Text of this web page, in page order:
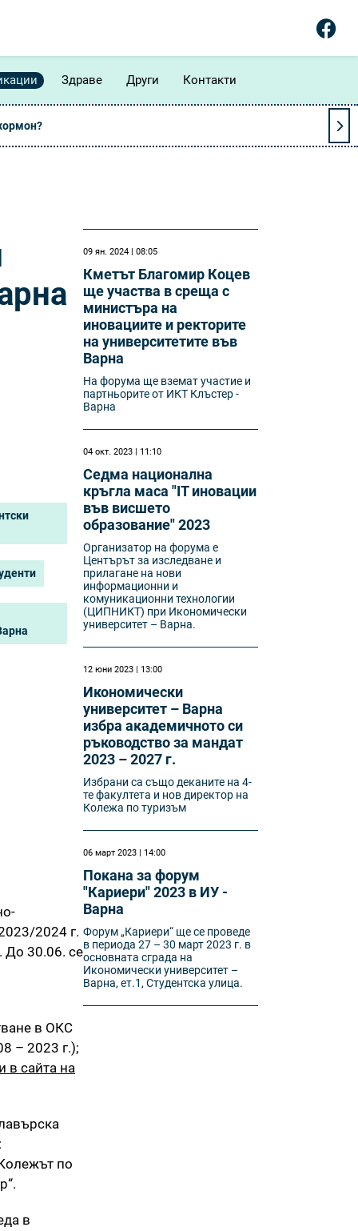
Здраве Други Контакти
2024 г.
До 30.06. се
в ОКС
– 2023 г.);
в сайта на
по
в
09 ян. 2024 | 08:05
Кметът Благомир Коцев
ще участва в среща с
министъра на
иновациите и ректорите
на университетите във
Варна
На форума ще вземат участие и
партньорите от ИКТ Клъстер -
Варна
04 окт. 2023 | 11:10
Седма национална
кръгла маса "IT иновации
във висшето
образование" 2023
Организатор на форума е
Центърът за изследване и
прилагане на нови
информационни и
комуникационни технологии
(ЦИПНИКТ) при Икономически
университет – Варна.
12 юни 2023 | 13:00
Икономически
университет – Варна
избра академичното си
ръководство за мандат
2023 – 2027 г.
Избрани са също деканите на 4-
те факултета и нов директор на
Колежа по туризъм
06 март 2023 | 14:00
Покана за форум
"Кариери" 2023 в ИУ -
Варна
Форум „Кариери“ ще се проведе
в периода 27 – 30 март 2023 г. в
основната сграда на
Икономически университет –
Варна, ет.1, Студентска улица.